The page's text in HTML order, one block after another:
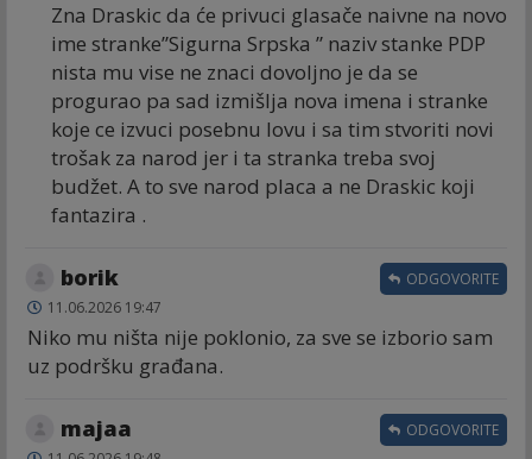
Zna Draskic da će privuci glasače naivne na novo
ime stranke”Sigurna Srpska ” naziv stanke PDP
nista mu vise ne znaci dovoljno je da se
progurao pa sad izmišlja nova imena i stranke
koje ce izvuci posebnu lovu i sa tim stvoriti novi
trošak za narod jer i ta stranka treba svoj
budžet. A to sve narod placa a ne Draskic koji
fantazira .
borik
11.06.2026 19:47
Niko mu ništa nije poklonio, za sve se izborio sam
uz podršku građana.
ODGOVORITE
majaa ODGOVORITE